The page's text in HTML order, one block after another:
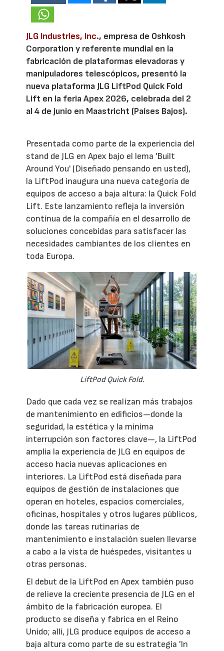
JLG Industries, Inc., empresa de Oshkosh
Corporation y referente mundial en la
fabricación de plataformas elevadoras y
manipuladores telescópicos, presentó la
nueva plataforma JLG LiftPod Quick Fold
Lift en la feria Apex 2026, celebrada del 2
al 4 de junio en Maastricht (Países Bajos).
Presentada como parte de la experiencia del
stand de JLG en Apex bajo el lema 'Built
Around You' (Diseñado pensando en usted),
la LiftPod inaugura una nueva categoría de
equipos de acceso a baja altura: la Quick Fold
Lift. Este lanzamiento refleja la inversión
continua de la compañía en el desarrollo de
soluciones concebidas para satisfacer las
necesidades cambiantes de los clientes en
toda Europa.
LiftPod Quick Fold.
Dado que cada vez se realizan más trabajos
de mantenimiento en edificios—donde la
seguridad, la estética y la mínima
interrupción son factores clave—, la LiftPod
amplía la experiencia de JLG en equipos de
acceso hacia nuevas aplicaciones en
interiores. La LiftPod está diseñada para
equipos de gestión de instalaciones que
operan en hoteles, espacios comerciales,
oficinas, hospitales y otros lugares públicos,
donde las tareas rutinarias de
mantenimiento e instalación suelen llevarse
a cabo a la vista de huéspedes, visitantes u
otras personas.
El debut de la LiftPod en Apex también puso
de relieve la creciente presencia de JLG en el
ámbito de la fabricación europea. El
producto se diseña y fabrica en el Reino
Unido; allí, JLG produce equipos de acceso a
baja altura como parte de su estrategia 'In